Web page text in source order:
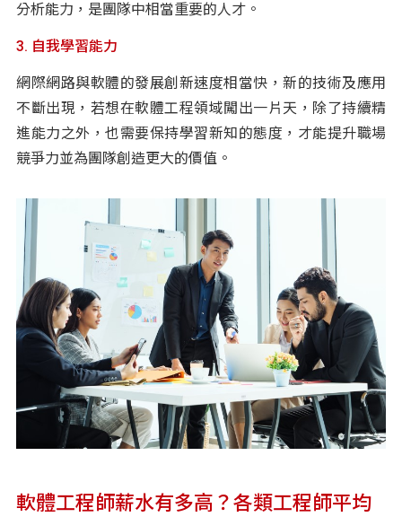
分析能力，是團隊中相當重要的人才。
3. 自我學習能力
網際網路與軟體的發展創新速度相當快，新的技術及應用
不斷出現，若想在軟體工程領域闖出一片天，除了持續精
進能力之外，也需要保持學習新知的態度，才能提升職場
競爭力並為團隊創造更大的價值。
軟體工程師薪水有多高？各類工程師平均